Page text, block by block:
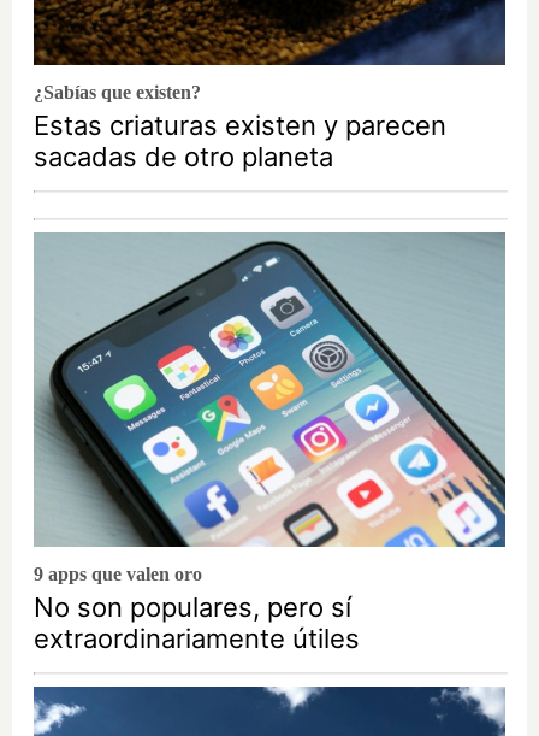
¿Sabías que existen?
Estas criaturas existen y parecen
sacadas de otro planeta
9 apps que valen oro
No son populares, pero sí
extraordinariamente útiles